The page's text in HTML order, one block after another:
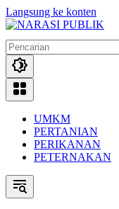
Langsung ke konten
UMKM
PERTANIAN
PERIKANAN
PETERNAKAN